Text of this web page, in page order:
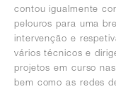
contou igualmente
pelouros para uma
intervenção e
vários técnicos e
projetos em curso
bem como as redes